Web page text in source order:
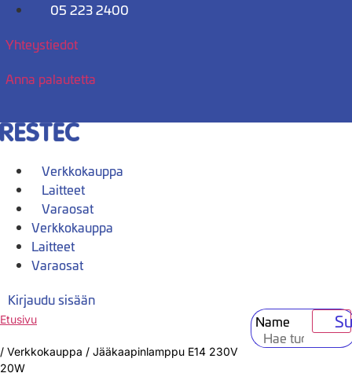
Mene
05 223 2400
Yhteystiedot
Anna palautetta
Verkkokauppa
Laitteet
Varaosat
Verkkokauppa
Laitteet
Varaosat
Kirjaudu sisään
Name
Etusivu
/ Verkkokauppa / Jääkaapinlamppu E14 230V
20W